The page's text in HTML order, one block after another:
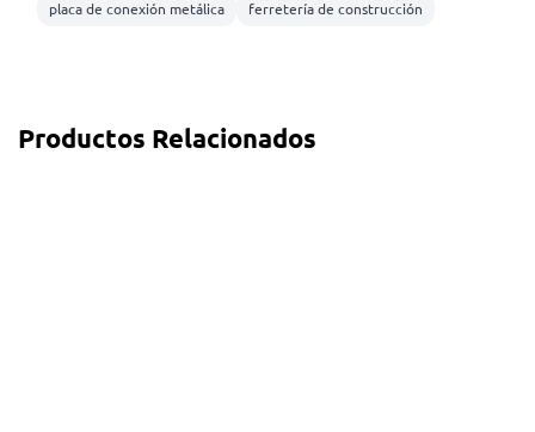
placa de conexión metálica
ferretería de construcción
Productos Relacionados